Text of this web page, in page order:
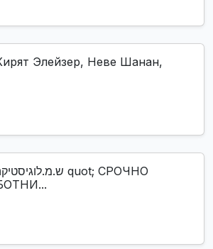
Элейзер, Неве Шанан,